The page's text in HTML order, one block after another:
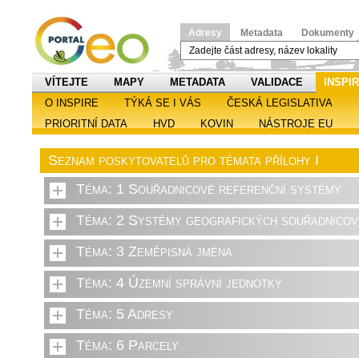
Adresy Metadata Dokumenty
VÍTEJTE MAPY METADATA VALIDACE
O INSPIRE
TÝKÁ SE I VÁS ČESKÁ LEGISLATIVA
PRIORITNÍ DATA
HVD KOVIN NÁSTROJE EU
Seznam poskytovatelů pro témata přílohy I
Téma: 1 Souřadnicové referenční systémy
Téma: 2 Systémy geografických
Téma: 3 Zeměpisná jména
Téma: 4 Územní správní jednotky
Téma: 5 Adresy
Téma: 6 Parcely